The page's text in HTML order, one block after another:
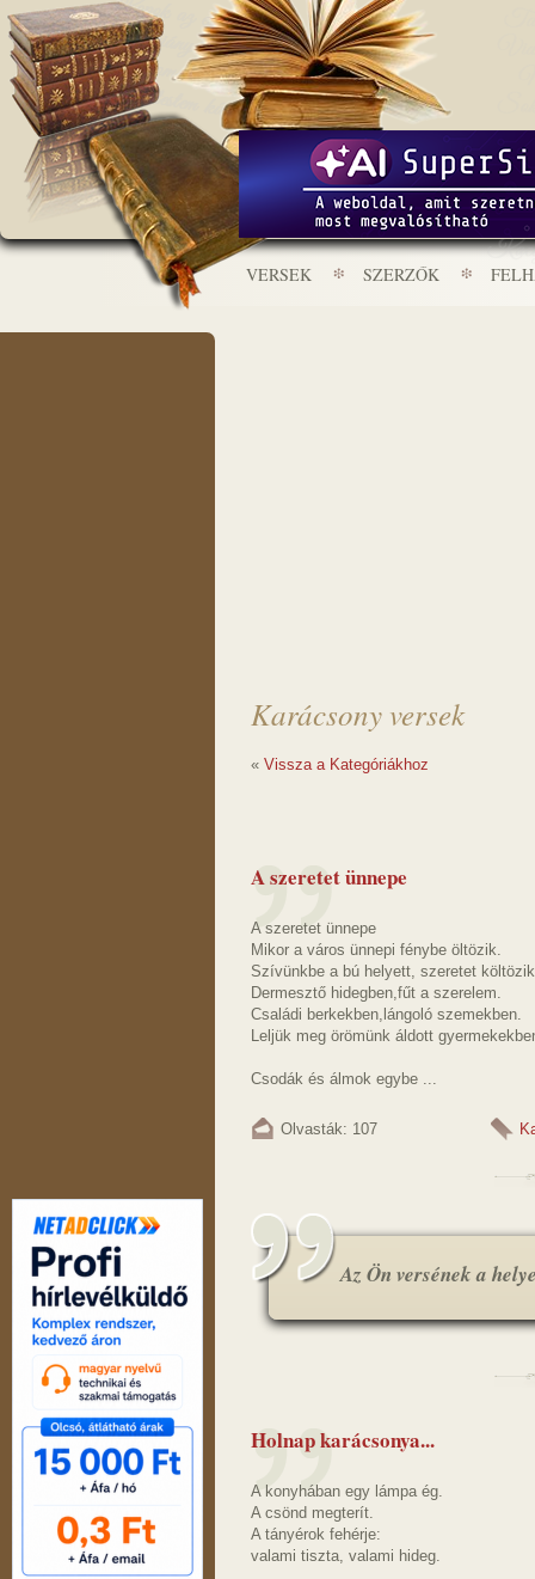
VERSEK SZERZŐK
Karácsony versek
« Vissza a Kategóriákhoz
A szeretet ünnepe
A szeretet ünnepe
Mikor a város ünnepi fénybe öltözik.
Szívünkbe a bú helyett, szeretet
Dermesztő hidegben,fűt a szerelem.
Családi berkekben,lángoló szemekben.
Leljük meg örömünk áldott
Csodák és álmok egybe ...
Olvasták: 107
Az Ön versének a
Holnap karácsonya...
A konyhában egy lámpa ég.
A csönd megterít.
A tányérok fehérje:
valami tiszta, valami hideg.